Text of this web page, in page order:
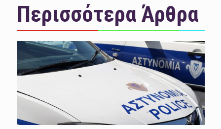
Περισσότερα Άρθρα